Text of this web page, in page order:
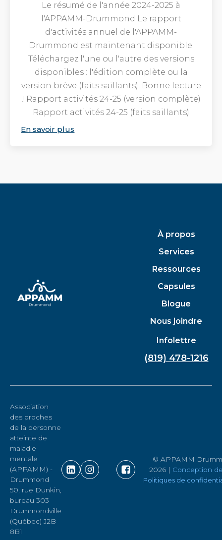
Le résumé de l'année 2024-2025 à
l'APPAMM-Drummond Le rapport
d'activités annuel de l'APPAMM-
Drummond est maintenant disponible.
Téléchargez l'une ou l'autre des versions
disponibles : l'édition complète ou la
version brève (faits saillants). Bonne lecture
! Rapport activités 24-25 (version complète)
Rapport activités 24-25 (faits saillants)
En savoir plus
À propos
Services
Ressources
Capsules
Blogue
Nous joindre
Infolettre
(819) 478-1216
Association
des proches
de la personne
atteinte de
maladie
mentale
(APPAMM) -
Drummond
50, rue Dunkin,
bureau 303
Drummondville
(Québec) J2B
8B1
© APPAMM
2026 | Conception
Politiques de